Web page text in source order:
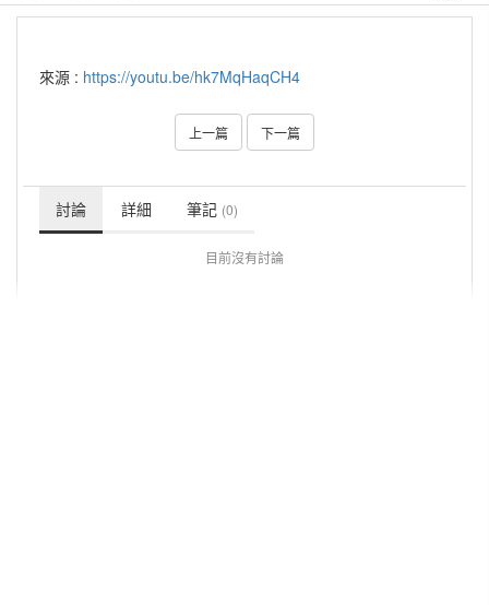
來源 : https://youtu.be/hk7MqHaqCH4
上一篇 下一篇
討論 詳細 筆記 (0)
目前沒有討論